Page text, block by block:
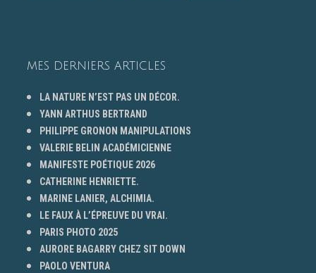
MES DERNIERS ARTICLES
LA NATURE N’EST PAS UN DÉCOR.
YANN ARTHUS BERTRAND
PHILIPPE GRONON MANIPULATIONS
VALERIE BELIN ACADÉMICIENNE
MANIFESTE POÉTIQUE 2026
CATHERINE HENRIETTE.
MARINE LANIER, ALCHIMIA.
LE FAUX À L’ÉPREUVE DU VRAI.
PARIS PHOTO 2025
AURORE BAGARRY CHEZ SIT DOWN
PAOLO VENTURA